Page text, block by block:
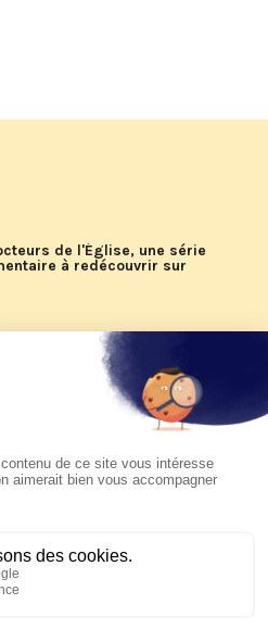
de l'Église, une série
à redécouvrir sur
d'été 2026 de KTO
pastorale du pape Léon
à suivre sur KTO le
août
en Uruguay, Argentine et
6 au 17 novembre 2026